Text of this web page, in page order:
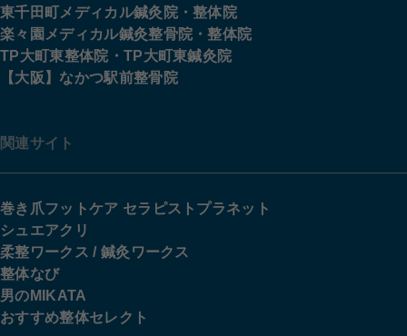
東千田町メディカル鍼灸院・整体院
楽々園メディカル鍼灸整骨院・整体院
TP大町東整体院・TP大町東鍼灸院
【大阪】なかつ駅前整骨院
関連サイト
巻き爪フットケア セラピストプラネット
シュエアクリ
柔整ワークス / 鍼灸ワークス
整体なび
男のMIKATA
おすすめ整体セレクト